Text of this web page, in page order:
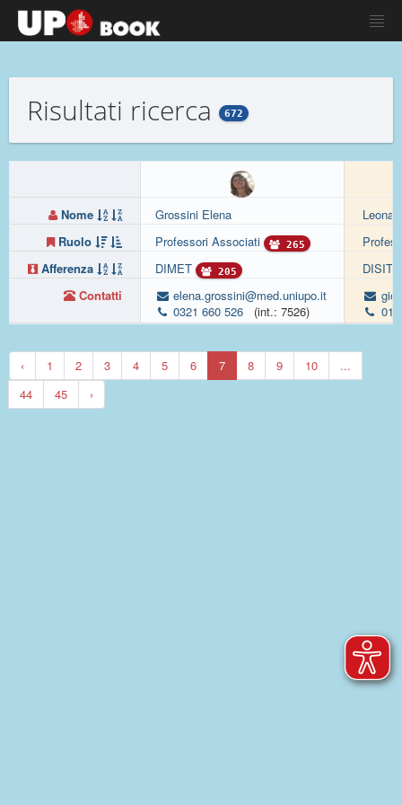
Risultati ricerca 672
Nome
Ruolo
Afferenza
Contatti
Grossini Elena
Professori Associati
265
DIMET 205
elena.grossini@med.uniupo.it
0321 660 526
(int.: 7526)
DISIT
‹ 1 2 3 4 5 6 7 8 9 10
...
44
45 ›